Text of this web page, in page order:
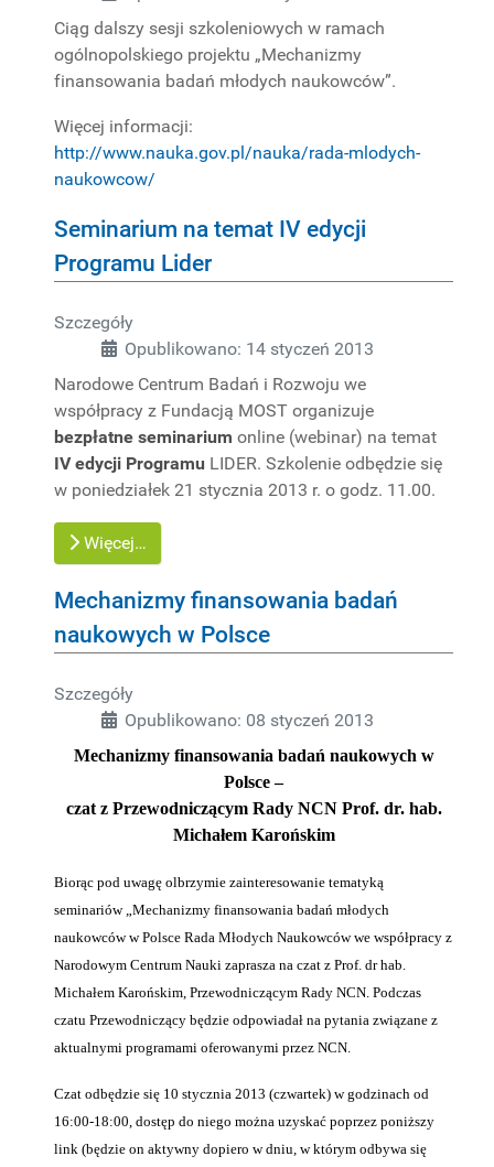
Ciąg dalszy sesji szkoleniowych w ramach
ogólnopolskiego projektu „Mechanizmy
finansowania badań młodych naukowców”.
Więcej informacji:
http://www.nauka.gov.pl/nauka/rada-mlodych-
naukowcow/
Seminarium na temat IV edycji
Programu Lider
Szczegóły
Opublikowano: 14 styczeń 2013
Narodowe Centrum Badań i Rozwoju we
współpracy z Fundacją MOST organizuje
bezpłatne seminarium online (webinar) na temat
IV edycji Programu LIDER. Szkolenie odbędzie się
w poniedziałek 21 stycznia 2013 r. o godz. 11.00.
Więcej…
Mechanizmy finansowania badań
naukowych w Polsce
Szczegóły
Opublikowano: 08 styczeń 2013
Mechanizmy finansowania badań naukowych w
Polsce –
czat z Przewodniczącym Rady NCN Prof. dr. hab.
Michałem Karońskim
Biorąc pod uwagę olbrzymie zainteresowanie tematyką
seminariów „Mechanizmy finansowania badań młodych
naukowców w Polsce Rada Młodych Naukowców we współpracy z
Narodowym Centrum Nauki zaprasza na czat z Prof. dr hab.
Michałem Karońskim, Przewodniczącym Rady NCN. Podczas
czatu Przewodniczący będzie odpowiadał na pytania związane z
aktualnymi programami oferowanymi przez NCN.
Czat odbędzie się 10 stycznia 2013 (czwartek) w godzinach od
16:00-18:00, dostęp do niego można uzyskać poprzez poniższy
link (będzie on aktywny dopiero w dniu, w którym odbywa się